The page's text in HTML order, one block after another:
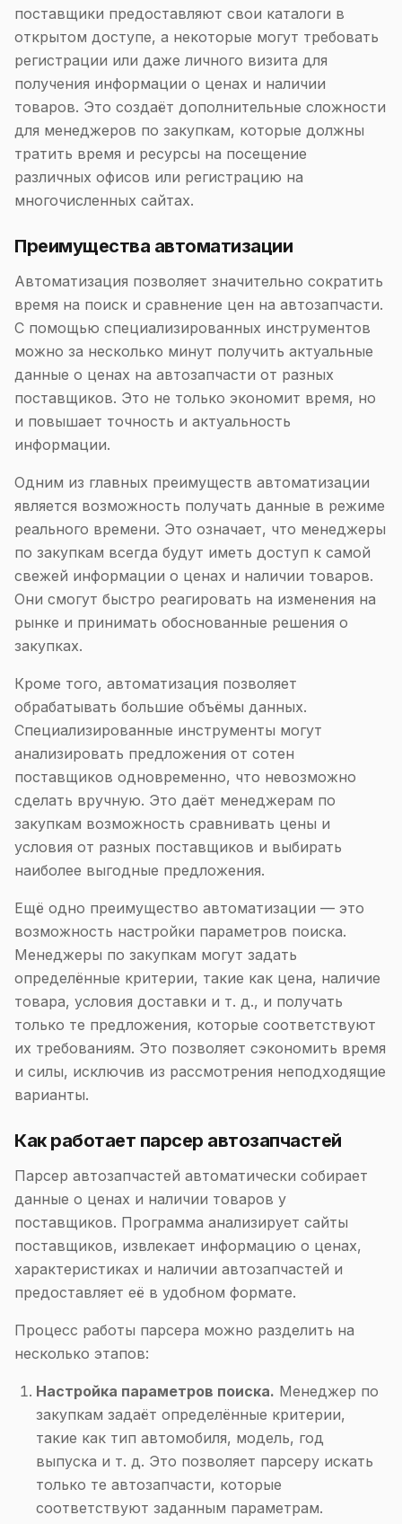
поставщики предоставляют свои каталоги в
открытом доступе, а некоторые могут требовать
регистрации или даже личного визита для
получения информации о ценах и наличии
товаров. Это создаёт дополнительные сложности
для менеджеров по закупкам, которые должны
тратить время и ресурсы на посещение
различных офисов или регистрацию на
многочисленных сайтах.
Преимущества автоматизации
Автоматизация позволяет значительно сократить
время на поиск и сравнение цен на автозапчасти.
С помощью специализированных инструментов
можно за несколько минут получить актуальные
данные о ценах на автозапчасти от разных
поставщиков. Это не только экономит время, но
и повышает точность и актуальность
информации.
Одним из главных преимуществ автоматизации
является возможность получать данные в режиме
реального времени. Это означает, что менеджеры
по закупкам всегда будут иметь доступ к самой
свежей информации о ценах и наличии товаров.
Они смогут быстро реагировать на изменения на
рынке и принимать обоснованные решения о
закупках.
Кроме того, автоматизация позволяет
обрабатывать большие объёмы данных.
Специализированные инструменты могут
анализировать предложения от сотен
поставщиков одновременно, что невозможно
сделать вручную. Это даёт менеджерам по
закупкам возможность сравнивать цены и
условия от разных поставщиков и выбирать
наиболее выгодные предложения.
Ещё одно преимущество автоматизации — это
возможность настройки параметров поиска.
Менеджеры по закупкам могут задать
определённые критерии, такие как цена, наличие
товара, условия доставки и т. д., и получать
только те предложения, которые соответствуют
их требованиям. Это позволяет сэкономить время
и силы, исключив из рассмотрения неподходящие
варианты.
Как работает парсер автозапчастей
Парсер автозапчастей автоматически собирает
данные о ценах и наличии товаров у
поставщиков. Программа анализирует сайты
поставщиков, извлекает информацию о ценах,
характеристиках и наличии автозапчастей и
предоставляет её в удобном формате.
Процесс работы парсера можно разделить на
несколько этапов:
Настройка параметров поиска. Менеджер по
закупкам задаёт определённые критерии,
такие как тип автомобиля, модель, год
выпуска и т. д. Это позволяет парсеру искать
только те автозапчасти, которые
соответствуют заданным параметрам.